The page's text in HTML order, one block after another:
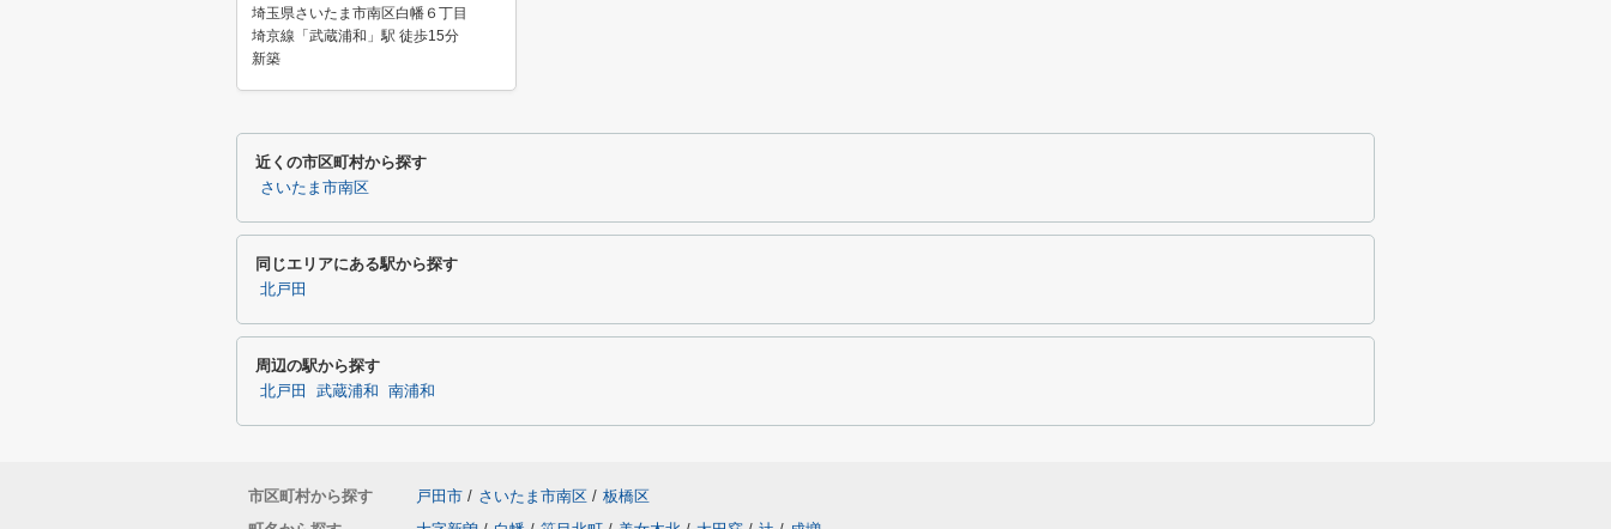
埼玉県さいたま市南区白幡６丁目
埼京線「武蔵浦和」駅 徒歩15分
新築
近くの市区町村から探す
さいたま市南区
同じエリアにある駅から探す
北戸田
周辺の駅から探す
北戸田 武蔵浦和 南浦和
市区町村から探す 戸田市 / さいたま市南区 / 板橋区